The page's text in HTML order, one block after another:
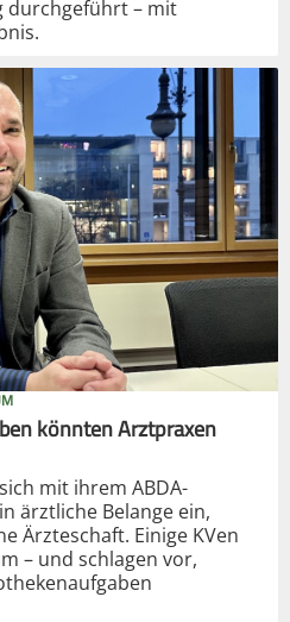
durchgeführt – mit
könnten Arztpraxen
mit ihrem ABDA-
ärztliche Belange ein,
Ärzteschaft. Einige KVen
– und schlagen vor,